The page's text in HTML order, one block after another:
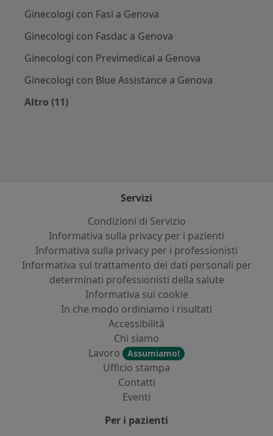
Ginecologi con Fasi a Genova
Ginecologi con Fasdac a Genova
Ginecologi con Previmedical a Genova
Ginecologi con Blue Assistance a Genova
Altro (11)
Servizi
Condizioni di Servizio
Informativa sulla privacy per i pazienti
Informativa sulla privacy per i professionisti
Informativa sul trattamento dei dati personali per
determinati professionisti della salute
Informativa sui cookie
In che modo ordiniamo i risultati
Accessibilità
Chi siamo
Lavoro
Assumiamo!
Ufficio stampa
Contatti
Eventi
Per i pazienti